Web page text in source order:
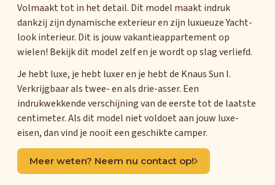
Volmaakt tot in het detail. Dit model maakt indruk
dankzij zijn dynamische exterieur en zijn luxueuze Yacht-
look interieur. Dit is jouw vakantieappartement op
wielen! Bekijk dit model zelf en je wordt op slag verliefd.
Je hebt luxe, je hebt luxer en je hebt de Knaus Sun I.
Verkrijgbaar als twee- en als drie-asser. Een
indrukwekkende verschijning van de eerste tot de laatste
centimeter. Als dit model niet voldoet aan jouw luxe-
eisen, dan vind je nooit een geschikte camper.
Meer weten? Neem nu contact op!